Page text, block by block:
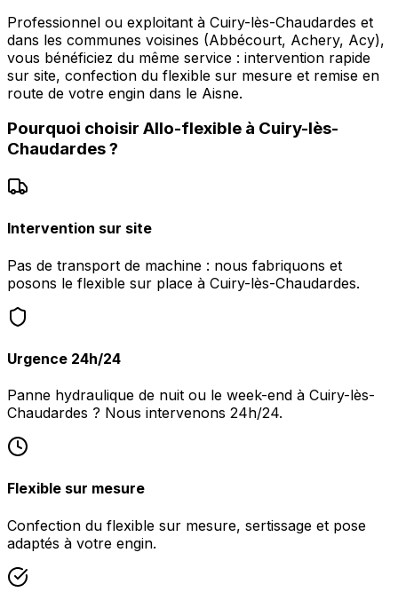
Professionnel ou exploitant à Cuiry-lès-Chaudardes et
dans les communes voisines (Abbécourt, Achery, Acy),
vous bénéficiez du même service : intervention rapide
sur site, confection du flexible sur mesure et remise en
route de votre engin dans le Aisne.
Pourquoi choisir Allo-flexible à Cuiry-lès-
Chaudardes?
Intervention sur site
Pas de transport de machine : nous fabriquons et
posons le flexible sur place à Cuiry-lès-Chaudardes.
Urgence 24h/24
Panne hydraulique de nuit ou le week-end à Cuiry-lès-
Chaudardes ? Nous intervenons 24h/24.
Flexible sur mesure
Confection du flexible sur mesure, sertissage et pose
adaptés à votre engin.